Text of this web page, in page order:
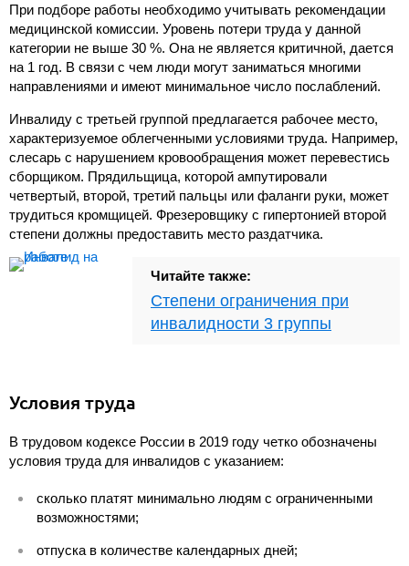
При подборе работы необходимо учитывать рекомендации
медицинской комиссии. Уровень потери труда у данной
категории не выше 30 %. Она не является критичной, дается
на 1 год. В связи с чем люди могут заниматься многими
направлениями и имеют минимальное число послаблений.
Инвалиду с третьей группой предлагается рабочее место,
характеризуемое облегченными условиями труда. Например,
слесарь с нарушением кровообращения может перевестись
сборщиком. Прядильщица, которой ампутировали
четвертый, второй, третий пальцы или фаланги руки, может
трудиться кромщицей. Фрезеровщику с гипертонией второй
степени должны предоставить место раздатчика.
Читайте также:
Степени ограничения при
инвалидности 3 группы
Условия труда
В трудовом кодексе России в 2019 году четко обозначены
условия труда для инвалидов с указанием:
сколько платят минимально людям с ограниченными
возможностями;
отпуска в количестве календарных дней;